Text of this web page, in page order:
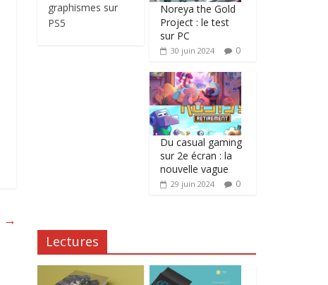
→
graphismes sur
PS5
Noreya the Gold
Project : le test
sur PC
30 juin 2024 0
Du casual gaming
sur 2e écran : la
nouvelle vague
29 juin 2024 0
Lectures